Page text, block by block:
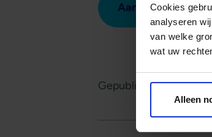
Cookies
analyseren
van welke
wat uw
Alleen
Aanmelden
Gepubliceerd op2